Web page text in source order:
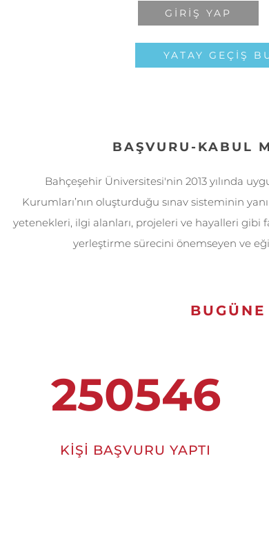
GIRIŞ YAP
YATAY GEÇIŞ
BAŞVURU-KABUL
Bahçeşehir Üniversitesi'nin 2013 yılında
Kurumları’nın oluşturduğu sınav sisteminin
yetenekleri, ilgi alanları, projeleri ve hayalleri
yerleştirme sürecini önemseyen ve
250546
KIŞI BAŞVURU YAPTI